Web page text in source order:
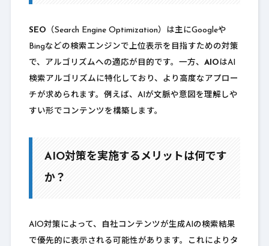
SEO （Search Engine Optimization）は主にGoogleや
Bingなどの検索エンジンで上位表示を目指すための対策
で、アルゴリズムへの適応が目的です。一方、 AIOはAI
検索アルゴリズムに特化しており、より高度なアプロー
チが求められます。例えば、AIが文脈や意図を理解しや
すい形でコンテンツを構築します。
AIO対策を実施するメリットは何です
か？
AIO対策によって、自社コンテンツが生成AIの検索結果
で優先的に表示される可能性があります。これによりタ